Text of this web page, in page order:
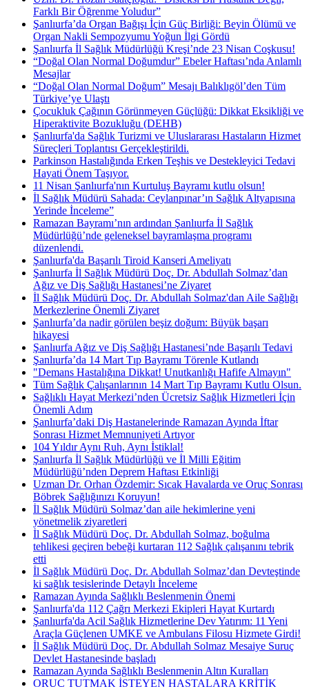
Farklı Bir Öğrenme Yoludur”
Şanlıurfa’da Organ Bağışı İçin Güç Birliği: Beyin Ölümü ve
Organ Nakli Sempozyumu Yoğun İlgi Gördü
Şanlıurfa İl Sağlık Müdürlüğü Kreşi’nde 23 Nisan Coşkusu!
“Doğal Olan Normal Doğumdur” Ebeler Haftası’nda Anlamlı
Mesajlar
“Doğal Olan Normal Doğum” Mesajı Balıklıgöl’den Tüm
Türkiye’ye Ulaştı
Çocukluk Çağının Görünmeyen Güçlüğü: Dikkat Eksikliği ve
Hiperaktivite Bozukluğu (DEHB)
Şanlıurfa'da Sağlık Turizmi ve Uluslararası Hastaların Hizmet
Süreçleri Toplantısı Gerçekleştirildi.
Parkinson Hastalığında Erken Teşhis ve Destekleyici Tedavi
Hayati Önem Taşıyor.
11 Nisan Şanlıurfa'nın Kurtuluş Bayramı kutlu olsun!
İl Sağlık Müdürü Sahada: Ceylanpınar’ın Sağlık Altyapısına
Yerinde İnceleme”
Ramazan Bayramı’nın ardından Şanlıurfa İl Sağlık
Müdürlüğü’nde geleneksel bayramlaşma programı
düzenlendi.
Şanlıurfa'da Başarılı Tiroid Kanseri Ameliyatı
Şanlıurfa İl Sağlık Müdürü Doç. Dr. Abdullah Solmaz’dan
Ağız ve Diş Sağlığı Hastanesi’ne Ziyaret
İl Sağlık Müdürü Doç. Dr. Abdullah Solmaz'dan Aile Sağlığı
Merkezlerine Önemli Ziyaret
Şanlıurfa’da nadir görülen beşiz doğum: Büyük başarı
hikayesi
Şanlıurfa Ağız ve Diş Sağlığı Hastanesi’nde Başarılı Tedavi
Şanlıurfa’da 14 Mart Tıp Bayramı Törenle Kutlandı
"Demans Hastalığına Dikkat! Unutkanlığı Hafife Almayın"
Tüm Sağlık Çalışanlarının 14 Mart Tıp Bayramı Kutlu Olsun.
Sağlıklı Hayat Merkezi’nden Ücretsiz Sağlık Hizmetleri İçin
Önemli Adım
Şanlıurfa’daki Diş Hastanelerinde Ramazan Ayında İftar
Sonrası Hizmet Memnuniyeti Artıyor
104 Yıldır Aynı Ruh, Aynı İstiklal!
Şanlıurfa İl Sağlık Müdürlüğü ve İl Milli Eğitim
Müdürlüğü’nden Deprem Haftası Etkinliği
Uzman Dr. Orhan Özdemir: Sıcak Havalarda ve Oruç Sonrası
Böbrek Sağlığınızı Koruyun!
İl Sağlık Müdürü Solmaz’dan aile hekimlerine yeni
yönetmelik ziyaretleri
İl Sağlık Müdürü Doç. Dr. Abdullah Solmaz, boğulma
tehlikesi geçiren bebeği kurtaran 112 Sağlık çalışanını tebrik
etti
İl Sağlık Müdürü Doç. Dr. Abdullah Solmaz’dan Devteştinde
ki sağlık tesislerinde Detaylı İnceleme
Ramazan Ayında Sağlıklı Beslenmenin Önemi
Şanlıurfa'da 112 Çağrı Merkezi Ekipleri Hayat Kurtardı
Şanlıurfa'da Acil Sağlık Hizmetlerine Dev Yatırım: 11 Yeni
Araçla Güçlenen UMKE ve Ambulans Filosu Hizmete Girdi!
İl Sağlık Müdürü Doç. Dr. Abdullah Solmaz Mesaiye Suruç
Devlet Hastanesinde başladı
Ramazan Ayında Sağlıklı Beslenmenin Altın Kuralları
ORUÇ TUTMAK İSTEYEN HASTALARA KRİTİK